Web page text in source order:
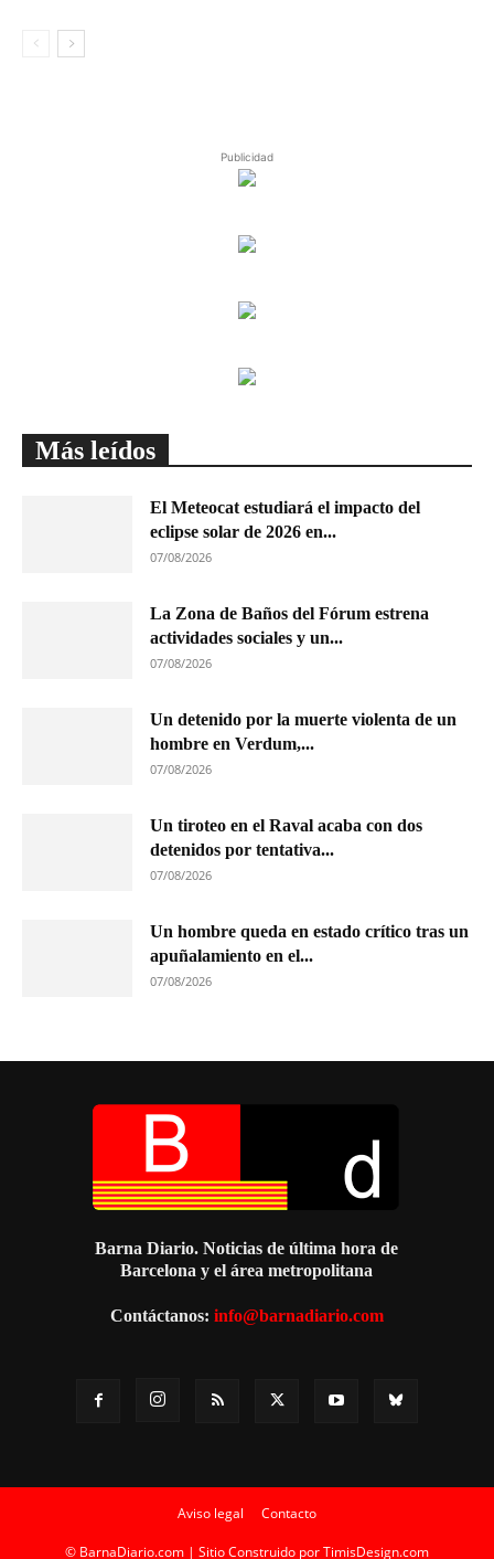
Publicidad
Más leídos
El Meteocat estudiará el impacto del
eclipse solar de 2026 en...
07/08/2026
La Zona de Baños del Fórum estrena
actividades sociales y un...
07/08/2026
Un detenido por la muerte violenta de un
hombre en Verdum,...
07/08/2026
Un tiroteo en el Raval acaba con dos
detenidos por tentativa...
07/08/2026
Un hombre queda en estado crítico tras un
apuñalamiento en el...
07/08/2026
Barna Diario. Noticias de última hora de
Barcelona y el área metropolitana
Contáctanos: info@barnadiario.com
Aviso legal Contacto
© BarnaDiario.com | Sitio Construido porTimisDesign.com